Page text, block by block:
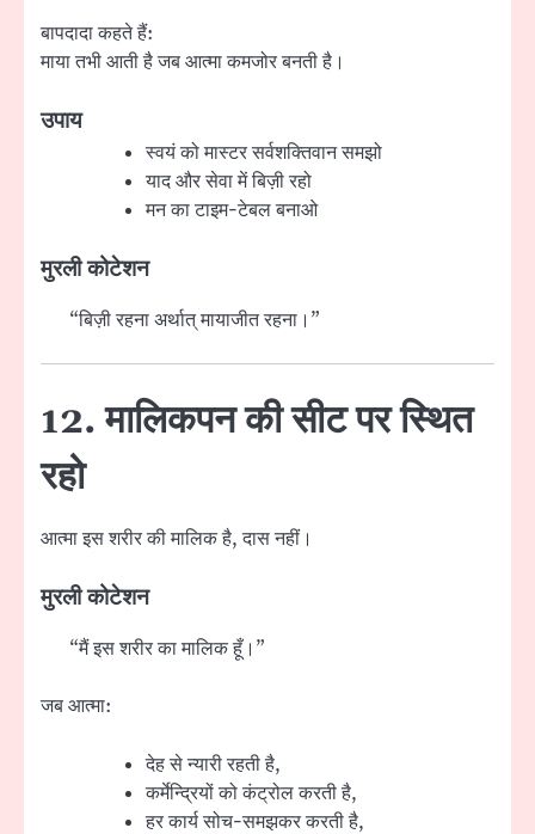
बापदादा कहते हैं:
माया तभी आती है जब आत्मा कमजोर बनती है।
उपाय
स्वयं को मास्टर सर्वशक्तिवान समझो
याद और सेवा में बिज़ी रहो
मन का टाइम-टेबल बनाओ
मुरली कोटेशन
“बिज़ी रहना अर्थात् मायाजीत रहना।”
12. मालिकपन की सीट पर स्थित
रहो
आत्मा इस शरीर की मालिक है, दास नहीं।
मुरली कोटेशन
“मैं इस शरीर का मालिक हूँ।”
जब आत्मा:
देह से न्यारी रहती है,
कर्मेन्द्रियों को कंट्रोल करती है,
हर कार्य सोच-समझकर करती है,